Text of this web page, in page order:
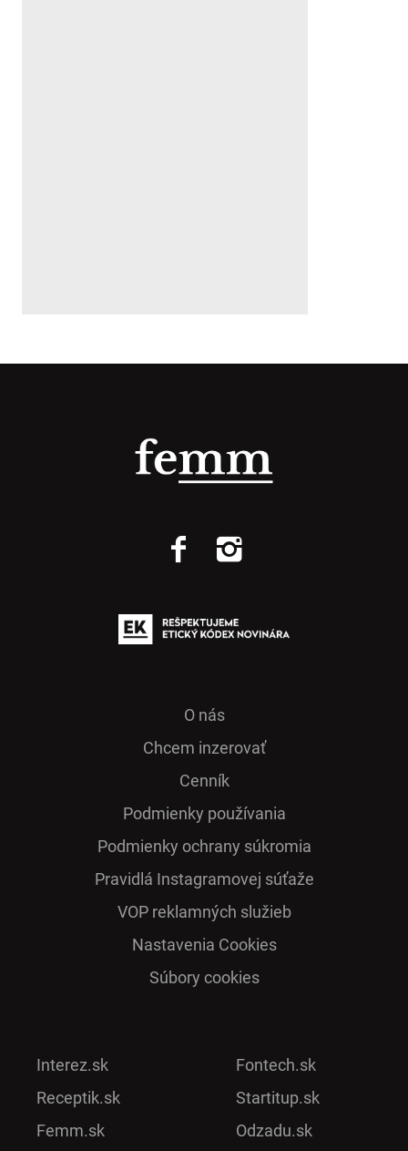
O nás
Chcem inzerovať
Cenník
Podmienky používania
Podmienky ochrany súkromia
Pra­vidlá Ins­ta­gra­mo­vej sú­ťaže
VOP reklamných služieb
Nastavenia Cookies
Súbory cookies
Interez.sk
Receptik.sk
Femm.sk
Fontech.sk
Startitup.sk
Odzadu.sk